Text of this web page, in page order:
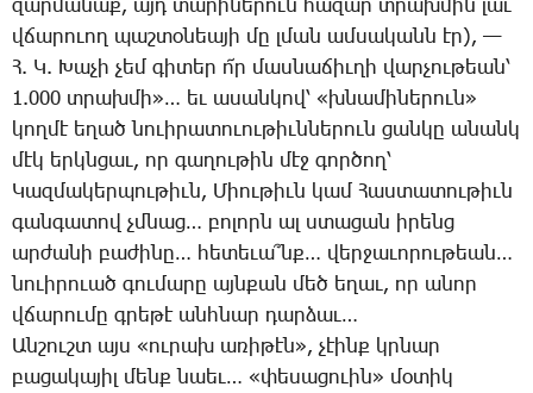
զար­մա­նաք, այդ տա­րի­նե­րուն հա­զար տրախ­մին լաւ
վճա­րո­ւող պաշ­տօ­նեա­յի մը լման ամ­սա­կանն էր), —
Հ. Կ. ­Խա­չի չեմ գի­տեր ո՜ր մաս­նա­ճիւ­ղի վար­չու­թեան՝
1.000 տրախ­մի»… եւ ա­սան­կով՝ «խնա­մի­նե­րուն»
կող­մէ ե­ղած նո­ւի­րա­տո­ւու­թիւն­նե­րուն ցան­կը ա­նանկ
մէկ երկն­ցաւ, որ գա­ղու­թին մէջ գոր­ծող՝
­Կազ­մա­կեր­պու­թիւն, ­Միու­թիւն կամ ­Հաս­տա­տու­թիւն
գան­գա­տով չմնաց… բո­լորն ալ ստա­ցան ի­րենց
ար­ժա­նի բա­ժի­նը… հե­տե­ւա՞նք… վեր­ջա­ւո­րու­թեան…
նո­ւի­րո­ւած գու­մա­րը այն­քան մեծ ե­ղաւ, որ ա­նոր
վճա­րու­մը գրե­թէ անհ­նար դար­ձաւ…
Ան­շուշտ այս «ու­րախ ա­ռի­թէն», չէինք կրնար
բա­ցա­կա­յիլ մենք նաեւ… «փե­սա­ցո­ւին» մօ­տիկ